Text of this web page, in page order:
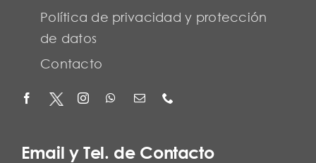
Política de privacidad y protección
de datos
Contacto
Email y Tel. de Contacto